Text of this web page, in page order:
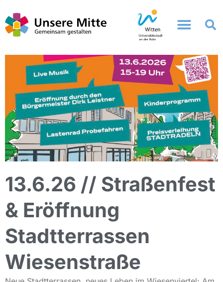
Inhalt
springen
13.6.26 // Straßenfest
& Eröffnung
Stadtterrassen
Wiesenstraße